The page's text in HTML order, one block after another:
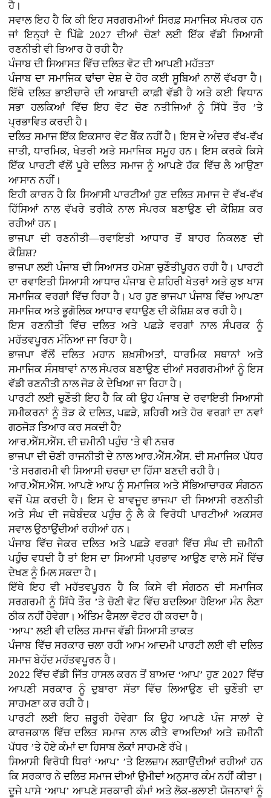
ਹੈ।
ਸਵਾਲ ਇਹ ਹੈ ਕਿ ਕੀ ਇਹ ਸਰਗਰਮੀਆਂ ਸਿਰਫ਼ ਸਮਾਜਿਕ ਸੰਪਰਕ ਹਨ
ਜਾਂ ਇਨ੍ਹਾਂ ਦੇ ਪਿੱਛੇ 2027 ਦੀਆਂ ਚੋਣਾਂ ਲਈ ਇੱਕ ਵੱਡੀ ਸਿਆਸੀ
ਰਣਨੀਤੀ ਵੀ ਤਿਆਰ ਹੋ ਰਹੀ ਹੈ?
ਪੰਜਾਬ ਦੀ ਸਿਆਸਤ ਵਿੱਚ ਦਲਿਤ ਵੋਟ ਦੀ ਆਪਣੀ ਮਹੱਤਤਾ
ਪੰਜਾਬ ਦਾ ਸਮਾਜਿਕ ਢਾਂਚਾ ਦੇਸ਼ ਦੇ ਹੋਰ ਕਈ ਸੂਬਿਆਂ ਨਾਲੋਂ ਵੱਖਰਾ ਹੈ।
ਇੱਥੇ ਦਲਿਤ ਭਾਈਚਾਰੇ ਦੀ ਆਬਾਦੀ ਕਾਫ਼ੀ ਵੱਡੀ ਹੈ ਅਤੇ ਕਈ ਵਿਧਾਨ
ਸਭਾ ਹਲਕਿਆਂ ਵਿੱਚ ਇਹ ਵੋਟ ਚੋਣ ਨਤੀਜਿਆਂ ਨੂੰ ਸਿੱਧੇ ਤੌਰ ’ਤੇ
ਪ੍ਰਭਾਵਿਤ ਕਰਦੀ ਹੈ।
ਦਲਿਤ ਸਮਾਜ ਇੱਕ ਇਕਸਾਰ ਵੋਟ ਬੈਂਕ ਨਹੀਂ ਹੈ। ਇਸ ਦੇ ਅੰਦਰ ਵੱਖ-ਵੱਖ
ਜਾਤੀ, ਧਾਰਮਿਕ, ਖੇਤਰੀ ਅਤੇ ਸਮਾਜਿਕ ਸਮੂਹ ਹਨ। ਇਸ ਕਰਕੇ ਕਿਸੇ
ਇੱਕ ਪਾਰਟੀ ਵੱਲੋਂ ਪੂਰੇ ਦਲਿਤ ਸਮਾਜ ਨੂੰ ਆਪਣੇ ਹੱਕ ਵਿੱਚ ਲੈ ਆਉਣਾ
ਆਸਾਨ ਨਹੀਂ।
ਇਹੀ ਕਾਰਨ ਹੈ ਕਿ ਸਿਆਸੀ ਪਾਰਟੀਆਂ ਹੁਣ ਦਲਿਤ ਸਮਾਜ ਦੇ ਵੱਖ-ਵੱਖ
ਹਿੱਸਿਆਂ ਨਾਲ ਵੱਖਰੇ ਤਰੀਕੇ ਨਾਲ ਸੰਪਰਕ ਬਣਾਉਣ ਦੀ ਕੋਸ਼ਿਸ਼ ਕਰ
ਰਹੀਆਂ ਹਨ।
ਭਾਜਪਾ ਦੀ ਰਣਨੀਤੀ—ਰਵਾਇਤੀ ਆਧਾਰ ਤੋਂ ਬਾਹਰ ਨਿਕਲਣ ਦੀ
ਕੋਸ਼ਿਸ਼?
ਭਾਜਪਾ ਲਈ ਪੰਜਾਬ ਦੀ ਸਿਆਸਤ ਹਮੇਸ਼ਾ ਚੁਣੌਤੀਪੂਰਨ ਰਹੀ ਹੈ। ਪਾਰਟੀ
ਦਾ ਰਵਾਇਤੀ ਸਿਆਸੀ ਆਧਾਰ ਪੰਜਾਬ ਦੇ ਸ਼ਹਿਰੀ ਖੇਤਰਾਂ ਅਤੇ ਕੁਝ ਖਾਸ
ਸਮਾਜਿਕ ਵਰਗਾਂ ਵਿੱਚ ਰਿਹਾ ਹੈ। ਪਰ ਹੁਣ ਭਾਜਪਾ ਪੰਜਾਬ ਵਿੱਚ ਆਪਣਾ
ਸਮਾਜਿਕ ਅਤੇ ਭੂਗੋਲਿਕ ਆਧਾਰ ਵਧਾਉਣ ਦੀ ਕੋਸ਼ਿਸ਼ ਕਰ ਰਹੀ ਹੈ।
ਇਸ ਰਣਨੀਤੀ ਵਿੱਚ ਦਲਿਤ ਅਤੇ ਪਛੜੇ ਵਰਗਾਂ ਨਾਲ ਸੰਪਰਕ ਨੂੰ
ਮਹੱਤਵਪੂਰਨ ਮੰਨਿਆ ਜਾ ਰਿਹਾ ਹੈ।
ਭਾਜਪਾ ਵੱਲੋਂ ਦਲਿਤ ਮਹਾਨ ਸ਼ਖ਼ਸੀਅਤਾਂ, ਧਾਰਮਿਕ ਸਥਾਨਾਂ ਅਤੇ
ਸਮਾਜਿਕ ਸੰਸਥਾਵਾਂ ਨਾਲ ਸੰਪਰਕ ਬਣਾਉਣ ਦੀਆਂ ਸਰਗਰਮੀਆਂ ਨੂੰ ਇਸ
ਵੱਡੀ ਰਣਨੀਤੀ ਨਾਲ ਜੋੜ ਕੇ ਦੇਖਿਆ ਜਾ ਰਿਹਾ ਹੈ।
ਪਾਰਟੀ ਲਈ ਚੁਣੌਤੀ ਇਹ ਹੈ ਕਿ ਕੀ ਉਹ ਪੰਜਾਬ ਦੇ ਰਵਾਇਤੀ ਸਿਆਸੀ
ਸਮੀਕਰਨਾਂ ਨੂੰ ਤੋੜ ਕੇ ਦਲਿਤ, ਪਛੜੇ, ਸ਼ਹਿਰੀ ਅਤੇ ਹੋਰ ਵਰਗਾਂ ਦਾ ਨਵਾਂ
ਗਠਜੋੜ ਤਿਆਰ ਕਰ ਸਕਦੀ ਹੈ?
ਆਰ.ਐੱਸ.ਐੱਸ. ਦੀ ਜ਼ਮੀਨੀ ਪਹੁੰਚ ’ਤੇ ਵੀ ਨਜ਼ਰ
ਭਾਜਪਾ ਦੀ ਚੋਣੀ ਰਾਜਨੀਤੀ ਦੇ ਨਾਲ ਆਰ.ਐੱਸ.ਐੱਸ. ਦੀ ਸਮਾਜਿਕ ਪੱਧਰ
’ਤੇ ਸਰਗਰਮੀ ਵੀ ਸਿਆਸੀ ਚਰਚਾ ਦਾ ਹਿੱਸਾ ਬਣਦੀ ਰਹੀ ਹੈ।
ਆਰ.ਐੱਸ.ਐੱਸ. ਆਪਣੇ ਆਪ ਨੂੰ ਸਮਾਜਿਕ ਅਤੇ ਸੱਭਿਆਚਾਰਕ ਸੰਗਠਨ
ਵਜੋਂ ਪੇਸ਼ ਕਰਦੀ ਹੈ। ਇਸ ਦੇ ਬਾਵਜੂਦ ਭਾਜਪਾ ਦੀ ਸਿਆਸੀ ਰਣਨੀਤੀ
ਅਤੇ ਸੰਘ ਦੀ ਜਥੇਬੰਦਕ ਪਹੁੰਚ ਨੂੰ ਲੈ ਕੇ ਵਿਰੋਧੀ ਪਾਰਟੀਆਂ ਅਕਸਰ
ਸਵਾਲ ਉਠਾਉਂਦੀਆਂ ਰਹੀਆਂ ਹਨ।
ਪੰਜਾਬ ਵਿੱਚ ਜੇਕਰ ਦਲਿਤ ਅਤੇ ਪਛੜੇ ਵਰਗਾਂ ਵਿੱਚ ਸੰਘ ਦੀ ਜ਼ਮੀਨੀ
ਪਹੁੰਚ ਵਧਦੀ ਹੈ ਤਾਂ ਇਸ ਦਾ ਸਿਆਸੀ ਪ੍ਰਭਾਵ ਆਉਣ ਵਾਲੇ ਸਮੇਂ ਵਿੱਚ
ਦੇਖਣ ਨੂੰ ਮਿਲ ਸਕਦਾ ਹੈ।
ਇੱਥੇ ਇਹ ਵੀ ਮਹੱਤਵਪੂਰਨ ਹੈ ਕਿ ਕਿਸੇ ਵੀ ਸੰਗਠਨ ਦੀ ਸਮਾਜਿਕ
ਸਰਗਰਮੀ ਨੂੰ ਸਿੱਧੇ ਤੌਰ ’ਤੇ ਚੋਣੀ ਵੋਟ ਵਿੱਚ ਬਦਲਿਆ ਹੋਇਆ ਮੰਨ ਲੈਣਾ
ਠੀਕ ਨਹੀਂ ਹੋਵੇਗਾ। ਅੰਤਿਮ ਫੈਸਲਾ ਵੋਟਰ ਹੀ ਕਰਦਾ ਹੈ।
‘ਆਪ’ ਲਈ ਵੀ ਦਲਿਤ ਸਮਾਜ ਵੱਡੀ ਸਿਆਸੀ ਤਾਕਤ
ਪੰਜਾਬ ਵਿੱਚ ਸਰਕਾਰ ਚਲਾ ਰਹੀ ਆਮ ਆਦਮੀ ਪਾਰਟੀ ਲਈ ਵੀ ਦਲਿਤ
ਸਮਾਜ ਬੇਹੱਦ ਮਹੱਤਵਪੂਰਨ ਹੈ।
2022 ਵਿੱਚ ਵੱਡੀ ਜਿੱਤ ਹਾਸਲ ਕਰਨ ਤੋਂ ਬਾਅਦ ‘ਆਪ’ ਹੁਣ 2027 ਵਿੱਚ
ਆਪਣੀ ਸਰਕਾਰ ਨੂੰ ਦੁਬਾਰਾ ਸੱਤਾ ਵਿੱਚ ਲਿਆਉਣ ਦੀ ਚੁਣੌਤੀ ਦਾ
ਸਾਹਮਣਾ ਕਰ ਰਹੀ ਹੈ।
ਪਾਰਟੀ ਲਈ ਇਹ ਜ਼ਰੂਰੀ ਹੋਵੇਗਾ ਕਿ ਉਹ ਆਪਣੇ ਪੰਜ ਸਾਲਾਂ ਦੇ
ਕਾਰਜਕਾਲ ਵਿੱਚ ਦਲਿਤ ਸਮਾਜ ਨਾਲ ਕੀਤੇ ਵਾਅਦਿਆਂ ਅਤੇ ਜ਼ਮੀਨੀ
ਪੱਧਰ ’ਤੇ ਹੋਏ ਕੰਮਾਂ ਦਾ ਹਿਸਾਬ ਲੋਕਾਂ ਸਾਹਮਣੇ ਰੱਖੇ।
ਸਿਆਸੀ ਵਿਰੋਧੀ ਧਿਰਾਂ ‘ਆਪ’ ’ਤੇ ਇਲਜ਼ਾਮ ਲਗਾਉਂਦੀਆਂ ਰਹੀਆਂ ਹਨ
ਕਿ ਸਰਕਾਰ ਨੇ ਦਲਿਤ ਸਮਾਜ ਦੀਆਂ ਉਮੀਦਾਂ ਅਨੁਸਾਰ ਕੰਮ ਨਹੀਂ ਕੀਤਾ।
ਦੂਜੇ ਪਾਸੇ ‘ਆਪ’ ਆਪਣੇ ਸਰਕਾਰੀ ਕੰਮਾਂ ਅਤੇ ਲੋਕ-ਭਲਾਈ ਯੋਜਨਾਵਾਂ ਨੂੰ